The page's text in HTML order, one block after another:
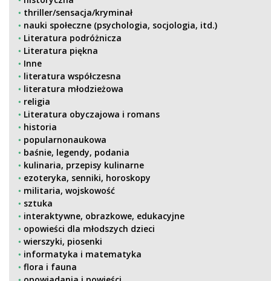
thriller/sensacja/kryminał
nauki społeczne (psychologia, socjologia, itd.)
Literatura podróżnicza
Literatura piękna
Inne
literatura współczesna
literatura młodzieżowa
religia
Literatura obyczajowa i romans
historia
popularnonaukowa
baśnie, legendy, podania
kulinaria, przepisy kulinarne
ezoteryka, senniki, horoskopy
militaria, wojskowość
sztuka
interaktywne, obrazkowe, edukacyjne
opowieści dla młodszych dzieci
wierszyki, piosenki
informatyka i matematyka
flora i fauna